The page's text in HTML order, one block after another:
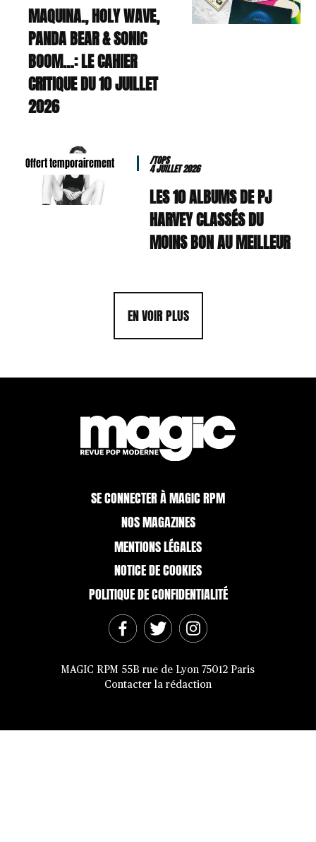
MAQUINA., HOLY WAVE,
PANDA BEAR & SONIC
BOOM…: LE CAHIER
CRITIQUE DU 10 JUILLET
2026
Offert temporairement /TOPS
4 JUILLET 2026
LES 10 ALBUMS DE PJ
HARVEY CLASSÉS DU
MOINS BON AU MEILLEUR
EN VOIR PLUS
SE CONNECTER À MAGIC RPM
NOS MAGAZINES
MENTIONS LÉGALES
NOTICE DE COOKIES
POLITIQUE DE CONFIDENTIALITÉ
MAGIC RPM 55B rue de Lyon 75012 Paris
Contacter la rédaction